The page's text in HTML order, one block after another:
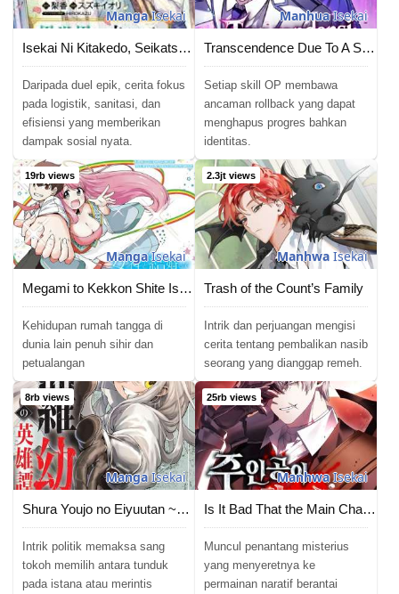
MangaIsekai
Isekai Ni Kitakedo, Seikatsu Maho Shika Tsukaemasen
Daripada duel epik, cerita fokus
pada logistik, sanitasi, dan
efisiensi yang memberikan
dampak sosial nyata.
ManhuaIsekai
Transcendence Due To A System Error
Setiap skill OP membawa
ancaman rollback yang dapat
menghapus progres bahkan
identitas.
19rb views
MangaIsekai
Megami to Kekkon Shite Isekai de Shinkon Seikatsu
Kehidupan rumah tangga di
dunia lain penuh sihir dan
petualangan
2.3jt views
Manhwa Isekai
Trash of the Count’s Family
Intrik dan perjuangan mengisi
cerita tentang pembalikan nasib
seorang yang dianggap remeh.
8rb views
MangaIsekai
Shura Youjo no Eiyuutan ~Hanpa-sha to Iwa Reta Youhei, Youjo ni Tensei Shite Nariagaru~
Intrik politik memaksa sang
tokoh memilih antara tunduk
pada istana atau merintis
25rb views
ManhwaIsekai
Is It Bad That the Main Character’s a Roleplayer?
Muncul penantang misterius
yang menyeretnya ke
permainan naratif berantai